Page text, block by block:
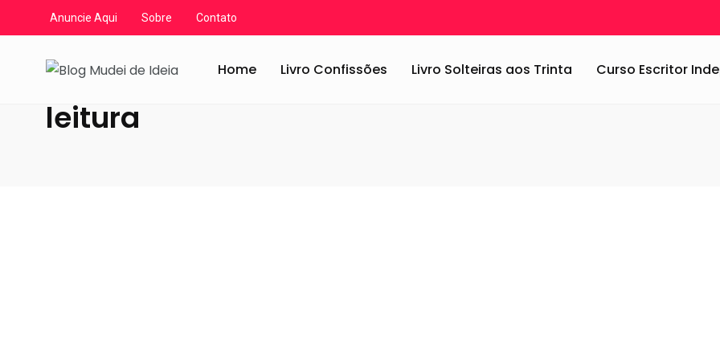
Anuncie Aqui Sobre Contato
Home Livro Confissões Livro Solteiras aos Trinta Curso Escritor
Blog Mudei de Ideia / Artigos / leitura
leitura